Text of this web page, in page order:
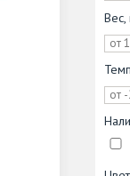
Вес,